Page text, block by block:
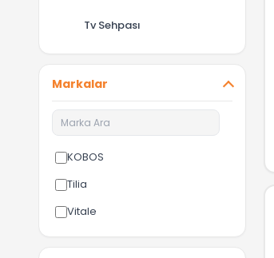
Tv Sehpası
Markalar
KOBOS
Tilia
Vitale